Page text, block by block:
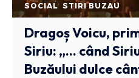
SOCIAL STIRI BUZAU
Dragoș Voicu,
Siriu: „… când
Buzăului dulce